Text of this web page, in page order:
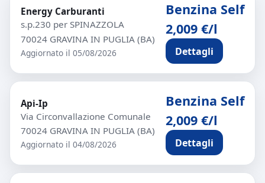
Energy Carburanti
s.p.230 per SPINAZZOLA
70024 GRAVINA IN PUGLIA (BA)
Aggiornato il 05/08/2026
Benzina Self
2,009 €/l
Dettagli
Api-Ip
Via Circonvallazione Comunale
70024 GRAVINA IN PUGLIA (BA)
Aggiornato il 04/08/2026
Benzina Self
2,009 €/l
Dettagli